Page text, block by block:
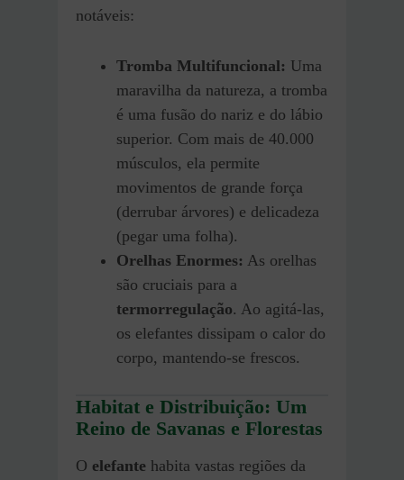
notáveis:
Tromba Multifuncional: Uma
maravilha da natureza, a tromba
é uma fusão do nariz e do lábio
superior. Com mais de 40.000
músculos, ela permite
movimentos de grande força
(derrubar árvores) e delicadeza
(pegar uma folha).
Orelhas Enormes: As orelhas
são cruciais para a
termorregulação. Ao agitá-las,
os elefantes dissipam o calor do
corpo, mantendo-se frescos.
Habitat e Distribuição: Um
Reino de Savanas e Florestas
O elefante habita vastas regiões da